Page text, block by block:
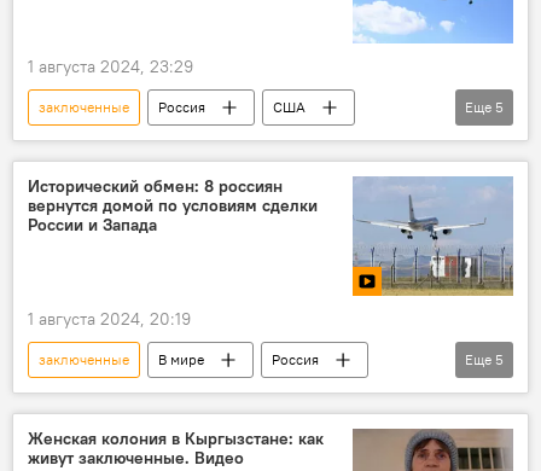
1 августа 2024, 23:29
заключенные Россия
США
возвращение
обмен
ФСБ
В мире
Политика
Еще 5
Исторический обмен: 8 россиян
вернутся домой по условиям сделки
России и Запада
1 августа 2024, 20:19
заключенные В мире
Россия
Турция
США
Германия
обмен
видео
Еще 5
Женская колония в Кыргызстане: как
живут заключенные. Видео